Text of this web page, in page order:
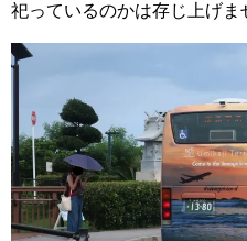
祀っているのかは存じ上げま